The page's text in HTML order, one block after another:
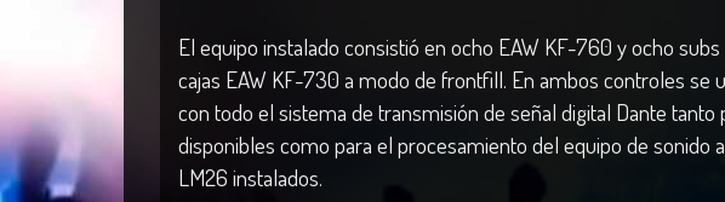
El equipo instalado consistió en ocho EAW KF-760 y ocho
cajas EAW KF-730 a modo de frontfill. En ambos controles se
con todo el sistema de transmisión de señal digital Dante tanto
disponibles como para el procesamiento del equipo de sonido
LM26 instalados.